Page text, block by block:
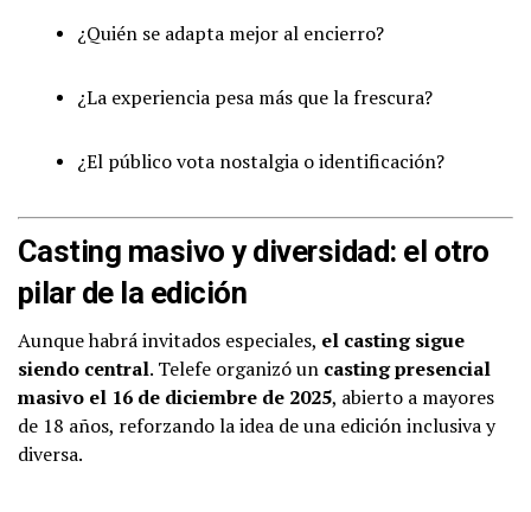
¿Quién se adapta mejor al encierro?
¿La experiencia pesa más que la frescura?
¿El público vota nostalgia o identificación?
Casting masivo y diversidad: el otro
pilar de la edición
Aunque habrá invitados especiales, el casting sigue
siendo central. Telefe organizó un casting presencial
masivo el 16 de diciembre de 2025, abierto a mayores
de 18 años, reforzando la idea de una edición inclusiva y
diversa.